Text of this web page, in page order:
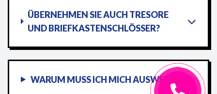
ÜBERNEHMEN SIE AUCH TRESORE
UND BRIEFKASTENSCHLÖSSER?
WARUM MUSS ICH MICH AUSWEISEN?